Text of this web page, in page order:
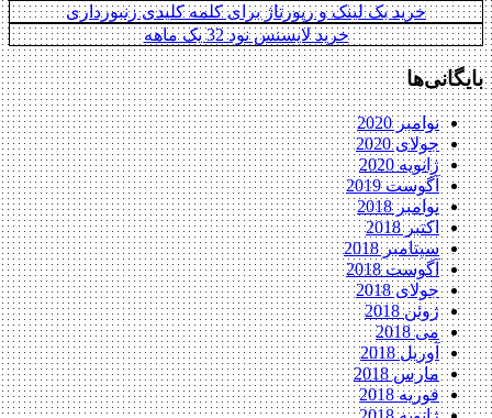
خرید بک لینک و رپورتاژ برای کلمه کلیدی زنبورداری
خرید لایسنس نود 32 یک ماهه
بایگانی‌ها
نوامبر 2020
جولای 2020
ژانویه 2020
آگوست 2019
نوامبر 2018
اکتبر 2018
سپتامبر 2018
آگوست 2018
جولای 2018
ژوئن 2018
می 2018
آوریل 2018
مارس 2018
فوریه 2018